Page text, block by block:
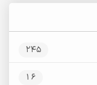
245
16